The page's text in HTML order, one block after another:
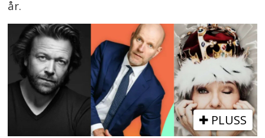
år.
PLUSS